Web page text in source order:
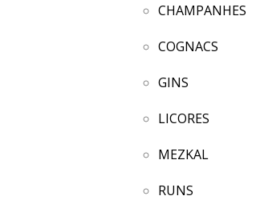
CHAMPANHES
COGNACS
GINS
LICORES
MEZKAL
RUNS